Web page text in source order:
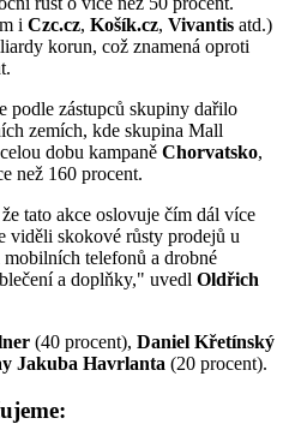
i Czc.cz, Košík.cz, Vivantis atd.)
korun, což znamená oproti
podle zástupců skupiny dařilo
zemích, kde skupina Mall
dobu kampaně Chorvatsko,
než 160 procent.
tato akce oslovuje čím dál více
viděli skokové růsty prodejů u
telefonů a drobné
a doplňky," uvedl Oldřich
(40 procent), Daniel Křetínský
Jakuba Havrlanta (20 procent).